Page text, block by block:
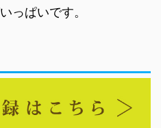
っぱいです。